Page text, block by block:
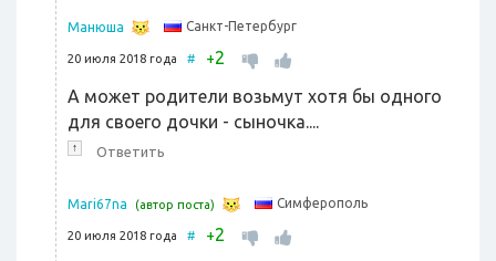
Манюша Санкт-Петербург
20 июля 2018 года # +2
А может родители возьмут хотя бы одного
для своего дочки - сыночка....
↑ Ответить
Mari67na (автор поста) Симферополь
20 июля 2018 года # +2